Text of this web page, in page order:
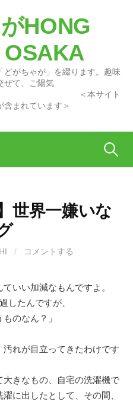
HONG
がちゃが」を綴ります。趣味
ぜて、ご陽気
サイト
含まれています＞
検
世界一嫌いな
/ コメントする
いい加減なもんですよ。
したんですが、
のなん？」
れが目立ってきたわけです
大きなもの、自宅の洗濯機で
に出したとして、その間、